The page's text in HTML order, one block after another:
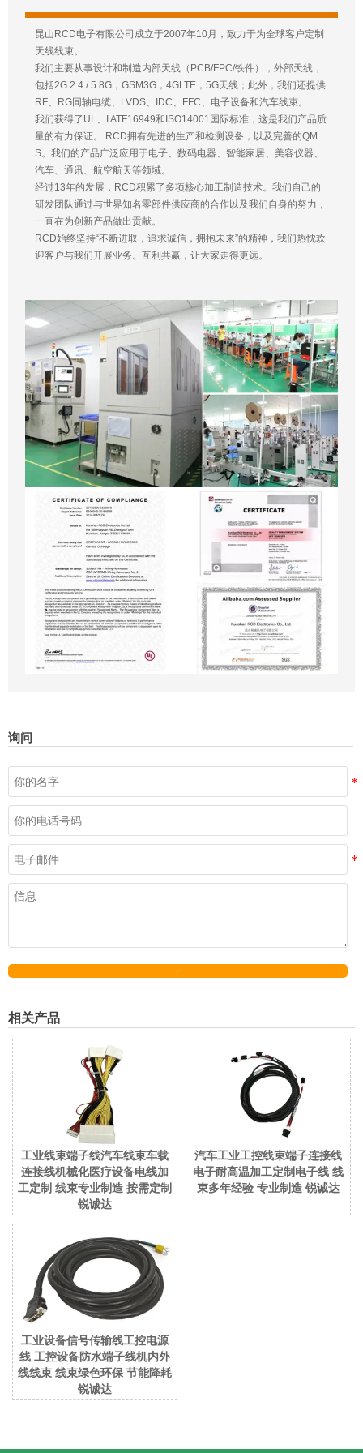
昆山RCD电子有限公司成立于2007年10月，致力于为全球客户定制
天线线束。
我们主要从事设计和制造内部天线（PCB/FPC/铁件），外部天线，
包括2G 2.4 / 5.8G，GSM3G，4GLTE，5G天线；此外，我们还提供
RF、RG同轴电缆、LVDS、IDC、FFC、电子设备和汽车线束。
我们获得了UL、I ATF16949和ISO14001国际标准，这是我们产品质
量的有力保证。 RCD拥有先进的生产和检测设备，以及完善的QM
S。我们的产品广泛应用于电子、数码电器、智能家居、美容仪器、
汽车、通讯、航空航天等领域。
经过13年的发展，RCD积累了多项核心加工制造技术。我们自己的
研发团队通过与世界知名零部件供应商的合作以及我们自身的努力，
一直在为创新产品做出贡献。
RCD始终坚持“不断进取，追求诚信，拥抱未来”的精神，我们热忱欢
迎客户与我们开展业务。互利共赢，让大家走得更远。
询问
相关产品
工业线束端子线汽车线束车载
连接线机械化医疗设备电线加
工定制 线束专业制造 按需定制
锐诚达
汽车工业工控线束端子连接线
电子耐高温加工定制电子线 线
束多年经验 专业制造 锐诚达
工业设备信号传输线工控电源
线 工控设备防水端子线机内外
线线束 线束绿色环保 节能降耗
锐诚达